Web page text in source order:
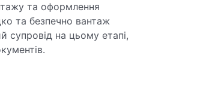
та оформлення
та безпечно вантаж
супровід на цьому етапі,